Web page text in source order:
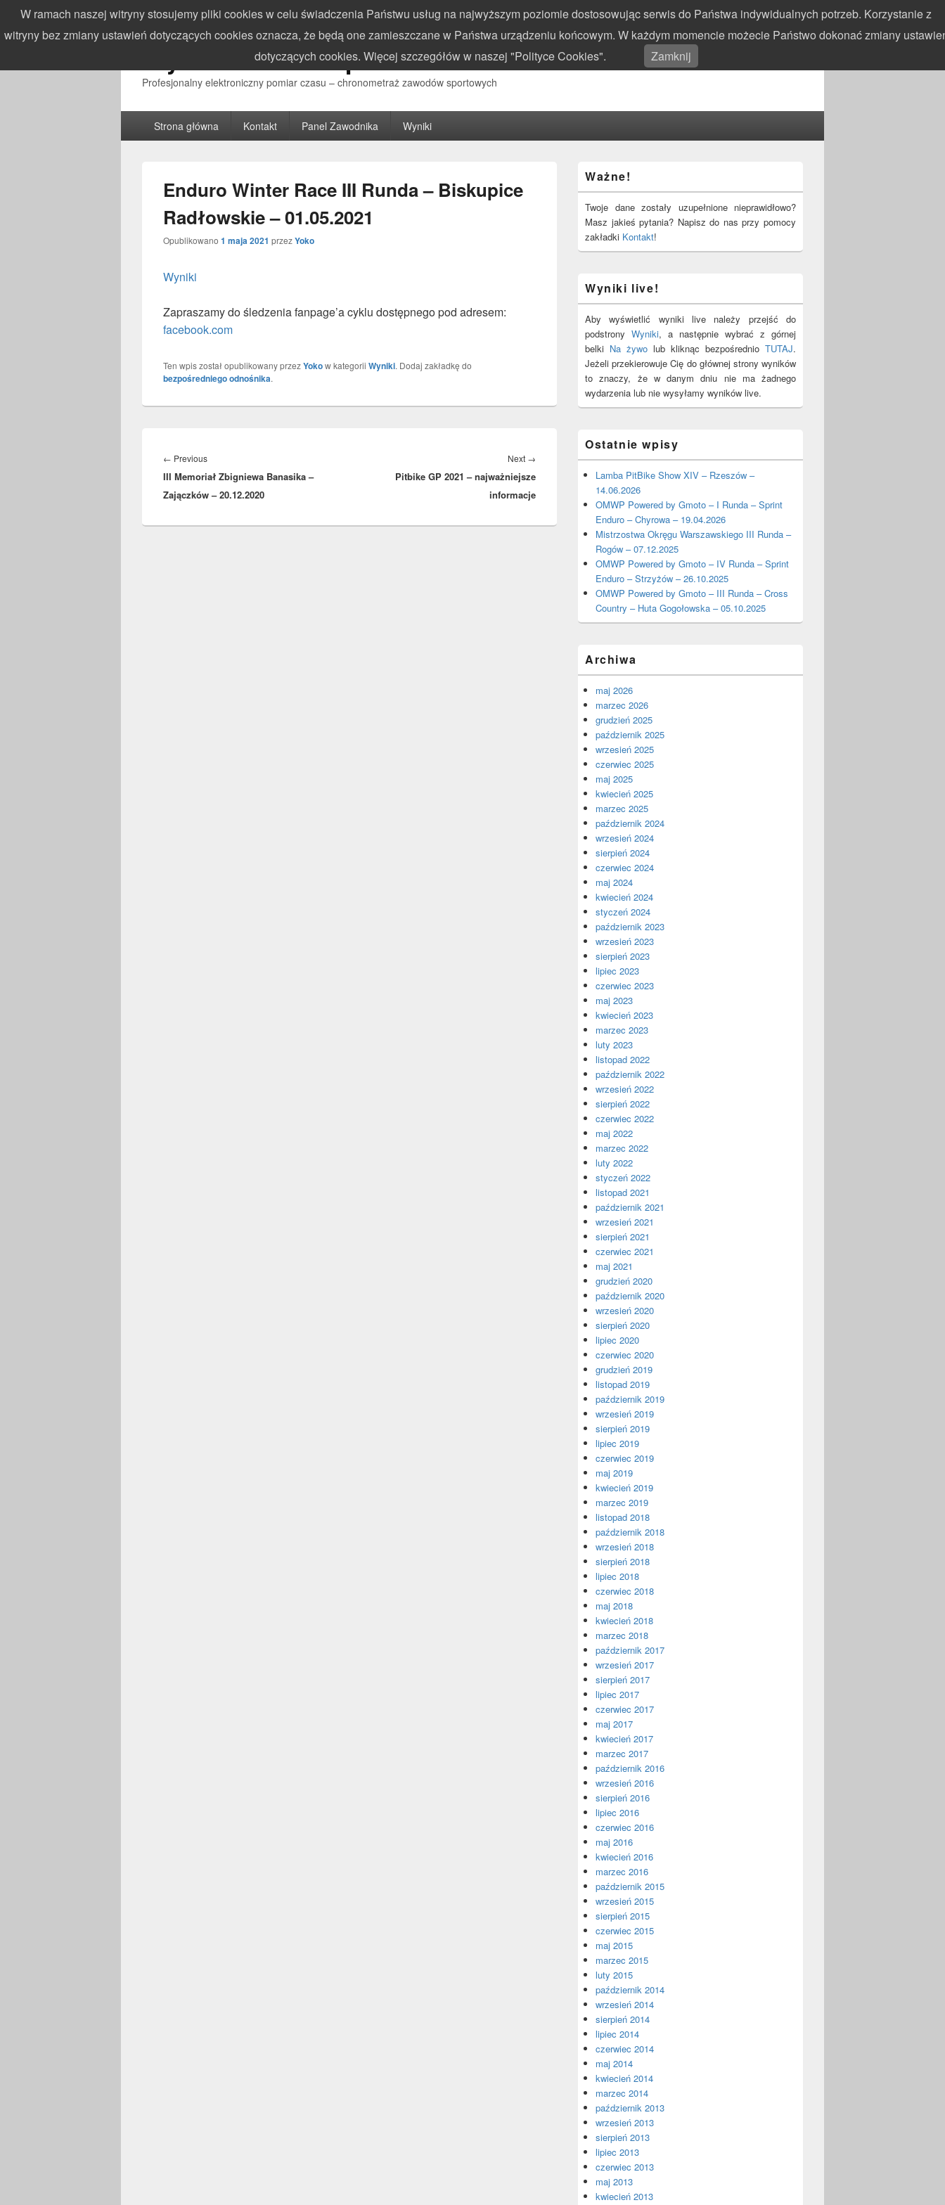
WynikiZawodow.pl
Profesjonalny elektroniczny pomiar czasu – chronometraż zawodów sportowych
for:
Strona główna Kontakt Panel Zawodnika Wyniki
Enduro Winter Race III Runda – Biskupice
Radłowskie – 01.05.2021
Opublikowano 1 maja 2021 przezYoko
Wyniki
Zapraszamy do śledzenia fanpage’a cyklu dostępnego pod adresem:
facebook.com
Ten wpis został opublikowany przezYokow kategorii Wyniki. Dodaj zakładkę do
bezpośredniego odnośnika.
wpisu
← PreviousPrevious
post:
III Memoriał Zbigniewa Banasika –
Zajączków – 20.12.2020
Next →
post:
Pitbike GP 2021 – najważniejsze
informacje
Sidebar
Widget
Area
Ważne!
Twoje dane zostały uzupełnione nieprawidłowo?
Masz jakieś pytania? Napisz do nas przy pomocy
zakładki Kontakt!
Wyniki live!
Aby wyświetlić wyniki live należy przejść do
podstrony Wyniki, a następnie wybrać z górnej
belki Na żywo lub kliknąc bezpośrednio TUTAJ.
Jeżeli przekierowuje Cię do głównej strony wyników
to znaczy, że w danym dniu nie ma żadnego
wydarzenia lub nie wysyłamy wyników live.
Ostatnie wpisy
Lamba PitBike Show XIV – Rzeszów –
14.06.2026
OMWP Powered by Gmoto – I Runda – Sprint
Enduro – Chyrowa – 19.04.2026
Mistrzostwa Okręgu Warszawskiego III Runda –
Rogów – 07.12.2025
OMWP Powered by Gmoto – IV Runda – Sprint
Enduro – Strzyżów – 26.10.2025
OMWP Powered by Gmoto – III Runda – Cross
Country – Huta Gogołowska – 05.10.2025
Archiwa
maj 2026
marzec 2026
grudzień 2025
październik 2025
wrzesień 2025
czerwiec 2025
maj 2025
kwiecień 2025
marzec 2025
październik 2024
wrzesień 2024
sierpień 2024
czerwiec 2024
maj 2024
kwiecień 2024
styczeń 2024
październik 2023
wrzesień 2023
sierpień 2023
lipiec 2023
czerwiec 2023
maj 2023
kwiecień 2023
marzec 2023
luty 2023
listopad 2022
październik 2022
wrzesień 2022
sierpień 2022
czerwiec 2022
maj 2022
marzec 2022
luty 2022
styczeń 2022
listopad 2021
październik 2021
wrzesień 2021
sierpień 2021
czerwiec 2021
maj 2021
grudzień 2020
październik 2020
wrzesień 2020
sierpień 2020
lipiec 2020
czerwiec 2020
grudzień 2019
listopad 2019
październik 2019
wrzesień 2019
sierpień 2019
lipiec 2019
czerwiec 2019
maj 2019
kwiecień 2019
marzec 2019
listopad 2018
październik 2018
wrzesień 2018
sierpień 2018
lipiec 2018
czerwiec 2018
maj 2018
kwiecień 2018
marzec 2018
październik 2017
wrzesień 2017
sierpień 2017
lipiec 2017
czerwiec 2017
maj 2017
kwiecień 2017
marzec 2017
październik 2016
wrzesień 2016
sierpień 2016
lipiec 2016
czerwiec 2016
maj 2016
kwiecień 2016
marzec 2016
październik 2015
wrzesień 2015
sierpień 2015
czerwiec 2015
maj 2015
marzec 2015
luty 2015
październik 2014
wrzesień 2014
sierpień 2014
lipiec 2014
czerwiec 2014
maj 2014
kwiecień 2014
marzec 2014
październik 2013
wrzesień 2013
sierpień 2013
lipiec 2013
czerwiec 2013
maj 2013
kwiecień 2013
W ramach naszej witryny stosujemy pliki cookies w celu świadczenia Państwu usług na najwyższym poziomie dostosowując serwis do Państwa indywidualnych potrzeb. Korzystanie z
witryny bez zmiany ustawień dotyczących cookies oznacza, że będą one zamieszczane w Państwa urządzeniu końcowym. W każdym momencie możecie Państwo dokonać zmiany
dotyczących cookies. Więcej szczegółów w naszej "Polityce Cookies".
Zamknij